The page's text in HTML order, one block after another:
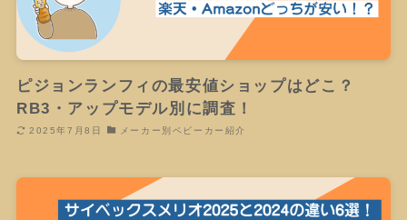
ピジョンランフィの最安値ショップはどこ？
RB3・アップモデル別に調査！
2025年7月8日 メーカー別ベビーカー紹介